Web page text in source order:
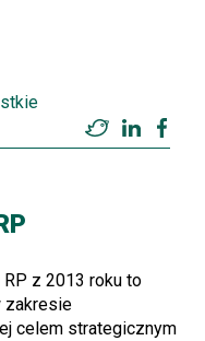
Twitter
z 2013 roku to
zakresie
celem strategicznym